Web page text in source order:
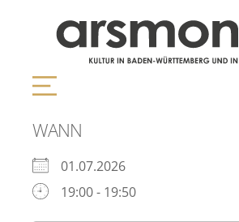
WANN
01.07.2026
19:00 - 19:50